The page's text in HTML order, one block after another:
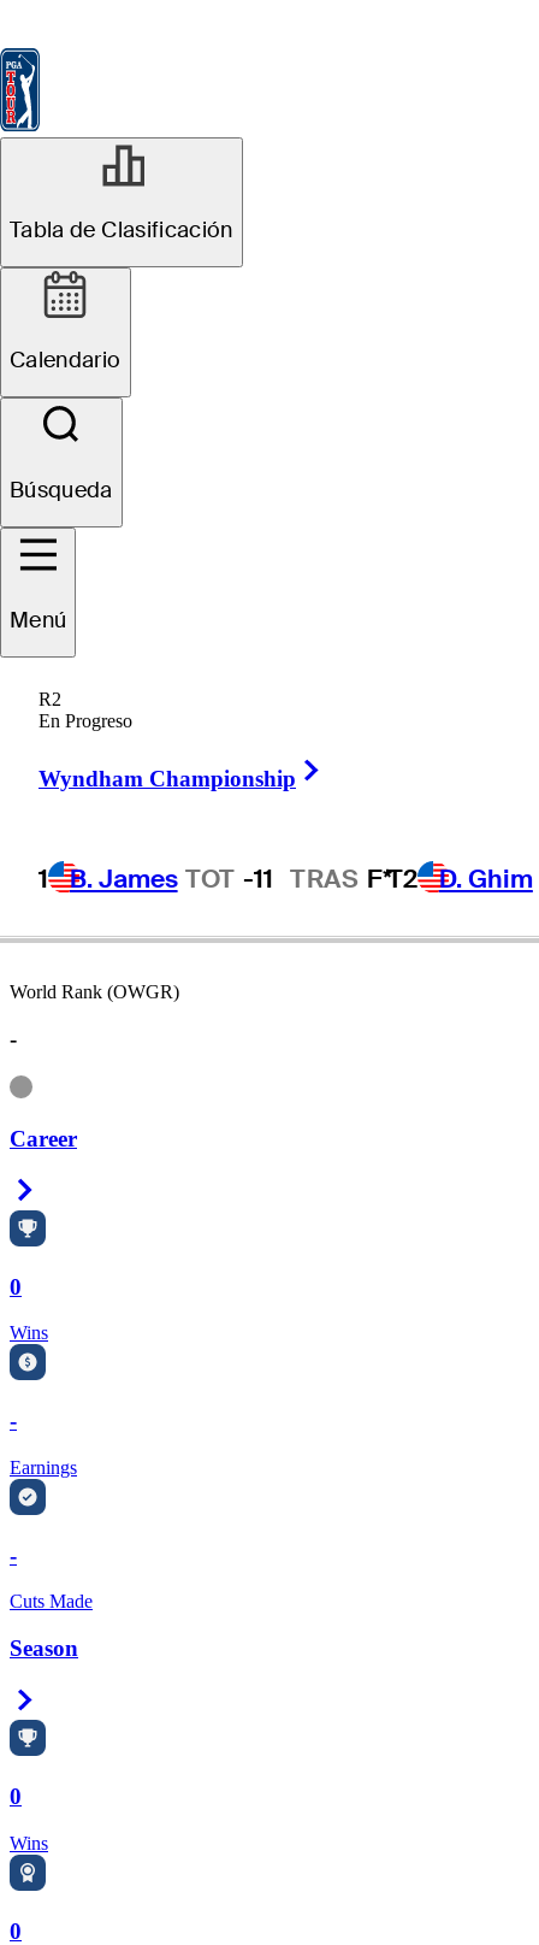
Tabla de Clasificación
Calendario
Búsqueda
Menú
R2
En Progreso
Wyndham Championship
1 B. James TOT -11 TRAS F*T2 D. Ghim
Lew
UNITED STATES
World Rank (OWGR)
-
Information
Career
0
Wins
-
Earnings
-
Cuts Made
Season
0
Wins
0